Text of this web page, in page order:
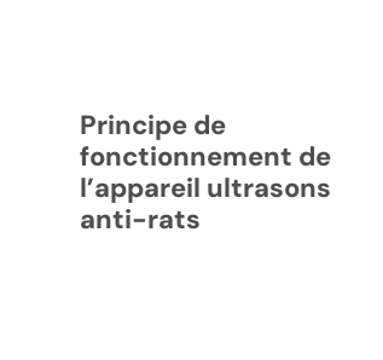
Principe de
fonctionnement de
l’appareil ultrasons
anti-rats